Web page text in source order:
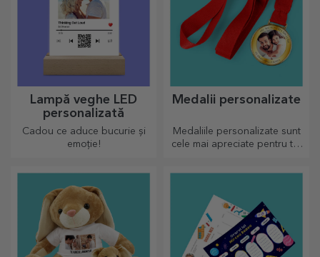
Lampă veghe LED
personalizată
Cadou ce aduce bucurie și
emoție!
Medalii personalizate
Medaliile personalizate sunt
cele mai apreciate pentru tot